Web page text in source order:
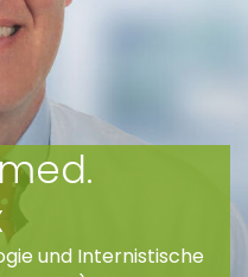
und Internistische